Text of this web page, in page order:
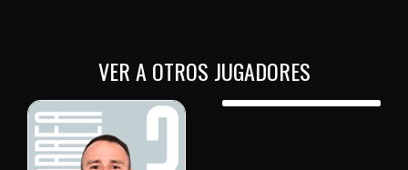
VER A OTROS JUGADORES